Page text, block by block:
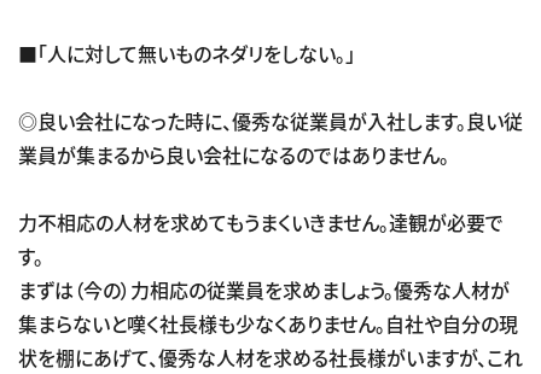
■「人に対して無いものネダリをしない。」
◎良い会社になった時に、優秀な従業員が入社します。良い従
業員が集まるから良い会社になるのではありません。
力不相応の人材を求めてもうまくいきません。達観が必要で
す。
まずは（今の）力相応の従業員を求めましょう。優秀な人材が
集まらないと嘆く社長様も少なくありません。自社や自分の現
状を棚にあげて、優秀な人材を求める社長様がいますが、これ